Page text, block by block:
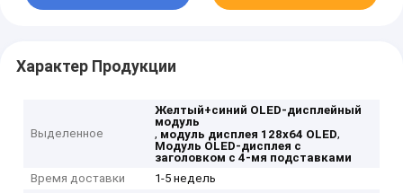
Характер Продукции
Выделенное
Желтый+синий OLED-дисплейный
модуль
, модуль дисплея 128x64 OLED,
Модуль OLED-дисплея с
заголовком с 4-мя подставками
Время доставки
1-5 недель